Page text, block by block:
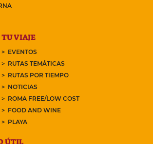
TU VIAJE
EVENTOS
RUTAS TEMÁTICAS
RUTAS POR TIEMPO
NOTICIAS
ROMA FREE/LOW COST
FOOD AND WINE
PLAYA